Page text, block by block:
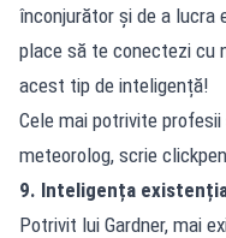
înconjurător și de a
place să te conectezi cu
acest tip de inteligență!
Cele mai potrivite
meteorolog, scrie
9. Inteligența
Potrivit lui Gardner, mai